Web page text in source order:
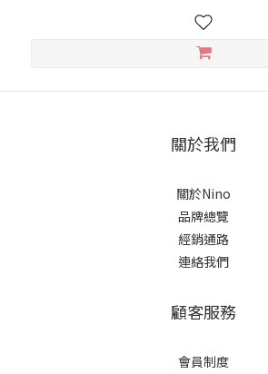
關於我們
關於Nino
品牌總覽
經銷通路
連絡我們
顧客服務
會員制度